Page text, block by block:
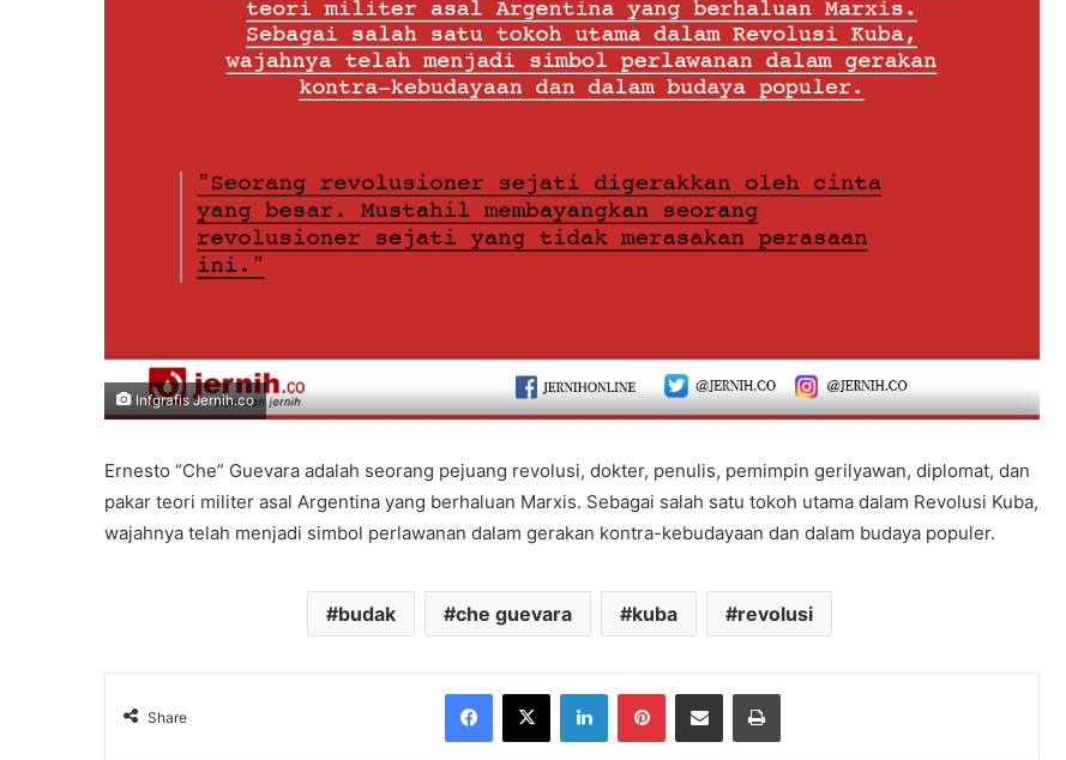
Infgrafis Jernih.co
Ernesto “Che” Guevara adalah seorang pejuang revolusi, dokter, penulis, pemimpin gerilyawan, diplomat, dan
pakar teori militer asal Argentina yang berhaluan Marxis. Sebagai salah satu tokoh utama dalam Revolusi Kuba,
wajahnya telah menjadi simbol perlawanan dalam gerakan kontra-kebudayaan dan dalam budaya populer.
budak che guevara kuba revolusi
Share
Facebook
X LinkedInPinterestShare via Email Print